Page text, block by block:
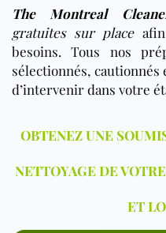
The Montreal
gratuites sur placeafin
besoins. Tous nos
sélectionnés,
d’intervenir dans votre
OBTENEZ UNE
NETTOYAGE DE
ET